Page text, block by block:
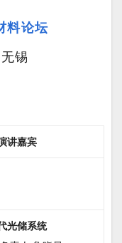
料论坛
无锡
讲嘉宾
光储系统